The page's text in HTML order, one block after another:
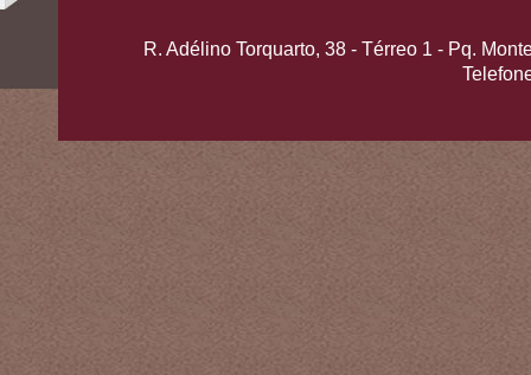
R. Adélino Torquarto, 38 - Térreo 1 - Pq.